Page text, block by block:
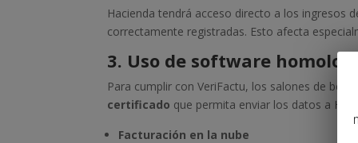
Hacienda tendrá acceso directo a los ingresos
correctamente registradas. Esto afecta
3. Uso de software
Para cumplir con VeriFactu, los salones de
certificado que permita enviar los datos a
Facturación en la nube